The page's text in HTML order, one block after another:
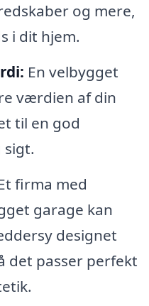
og mere,
i dit hjem.
En velbygget
værdien af din
til en god
sigt.
firma med
garage kan
designet
det passer perfekt